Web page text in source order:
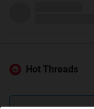
Hot Threads